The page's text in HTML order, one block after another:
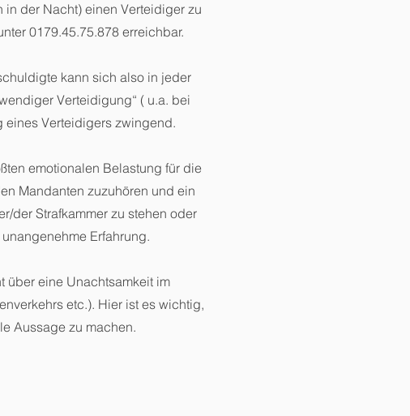
der Nacht) einen Verteidiger zu
0179.45.75.878 erreichbar.
kann sich also in jeder
Verteidigung“ ( u.a. bei
eines Verteidigers zwingend.
emotionalen Belastung für die
Mandanten zuzuhören und ein
der Strafkammer zu stehen oder
Erfahrung.
über eine Unachtsamkeit im
etc.). Hier ist es wichtig,
Aussage zu machen.